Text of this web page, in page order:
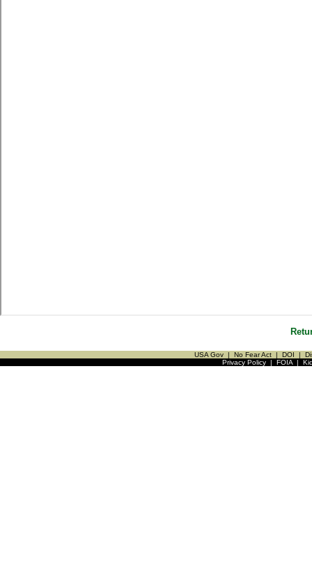
USA Gov | No Fear Act | DOI |
Privacy Policy| FOIA|